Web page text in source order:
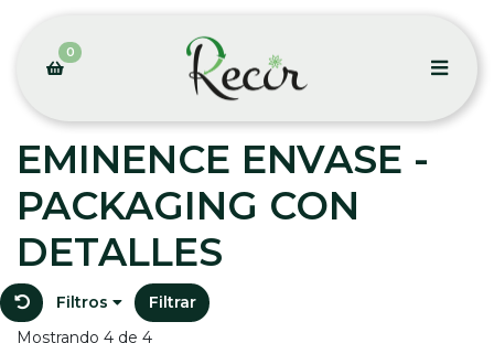
0
EMINENCE ENVASE -
PACKAGING CON
DETALLES
Filtros
Filtrar
Mostrando 4 de 4